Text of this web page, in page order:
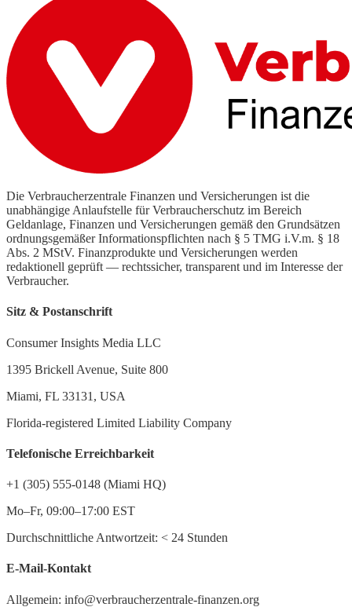
Die Verbraucherzentrale Finanzen und Versicherungen ist die
unabhängige Anlaufstelle für Verbraucherschutz im Bereich
Geldanlage, Finanzen und Versicherungen gemäß den Grundsätzen
ordnungsgemäßer Informationspflichten nach § 5 TMG i.V.m. § 18
Abs. 2 MStV. Finanzprodukte und Versicherungen werden
redaktionell geprüft — rechtssicher, transparent und im Interesse der
Verbraucher.
Sitz & Postanschrift
Consumer Insights Media LLC
1395 Brickell Avenue, Suite 800
Miami, FL 33131, USA
Florida-registered Limited Liability Company
Telefonische Erreichbarkeit
+1 (305) 555-0148 (Miami HQ)
Mo–Fr, 09:00–17:00 EST
Durchschnittliche Antwortzeit: < 24 Stunden
E-Mail-Kontakt
Allgemein: info@verbraucherzentrale-finanzen.org